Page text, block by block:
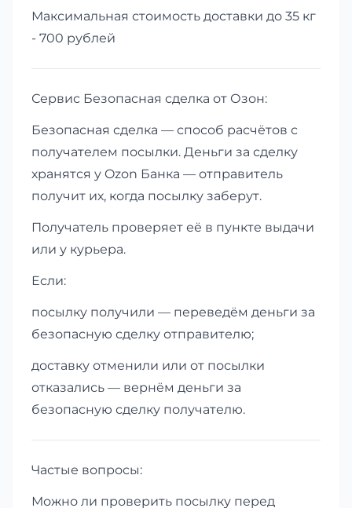
Максимальная стоимость доставки до 35 кг
- 700 рублей
Сервис Безопасная сделка от Озон:
Безопасная сделка — способ расчётов с
получателем посылки. Деньги за сделку
хранятся у Ozon Банка — отправитель
получит их, когда посылку заберут.
Получатель проверяет её в пункте выдачи
или у курьера.
Если:
посылку получили — переведём деньги за
безопасную сделку отправителю;
доставку отменили или от посылки
отказались — вернём деньги за
безопасную сделку получателю.
Частые вопросы:
Можно ли проверить посылку перед